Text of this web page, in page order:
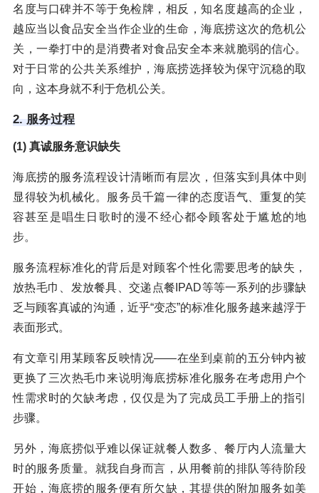
名度与口碑并不等于免检牌，相反，知名度越高的企业，
越应当以食品安全当作企业的生命，海底捞这次的危机公
关，一拳打中的是消费者对食品安全本来就脆弱的信心。
对于日常的公共关系维护，海底捞选择较为保守沉稳的取
向，这本身就不利于危机公关。
2. 服务过程
(1) 真诚服务意识缺失
海底捞的服务流程设计清晰而有层次，但落实到具体中则
显得较为机械化。服务员千篇一律的态度语气、重复的笑
容甚至是唱生日歌时的漫不经心都令顾客处于尴尬的地
步。
服务流程标准化的背后是对顾客个性化需要思考的缺失，
放热毛巾、发放餐具、交递点餐IPAD等等一系列的步骤缺
乏与顾客真诚的沟通，近乎“变态”的标准化服务越来越浮于
表面形式。
有文章引用某顾客反映情况——在坐到桌前的五分钟内被
更换了三次热毛巾来说明海底捞标准化服务在考虑用户个
性需求时的欠缺考虑，仅仅是为了完成员工手册上的指引
步骤。
另外，海底捞似乎难以保证就餐人数多、餐厅内人流量大
时的服务质量。就我自身而言，从用餐前的排队等待阶段
开始，海底捞的服务便有所欠缺，其提供的附加服务如美